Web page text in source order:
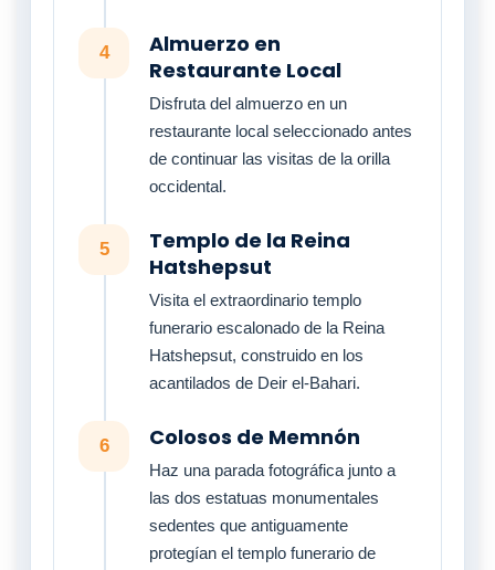
4
Almuerzo en
Restaurante Local
Disfruta del almuerzo en un
restaurante local seleccionado antes
de continuar las visitas de la orilla
occidental.
5
Templo de la Reina
Hatshepsut
Visita el extraordinario templo
funerario escalonado de la Reina
Hatshepsut, construido en los
acantilados de Deir el-Bahari.
6 Colosos de Memnón
Haz una parada fotográfica junto a
las dos estatuas monumentales
sedentes que antiguamente
protegían el templo funerario de